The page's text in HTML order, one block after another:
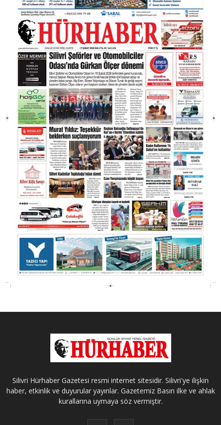
Silivri Hürhaber Gazetesi resmi internet sitesidir. Silivri'ye ilişkin
haber, etkinlik ve duyurular yayınlar. Gazetemiz Basın ilke ve ahlak
kurallarına uymaya söz vermiştir.